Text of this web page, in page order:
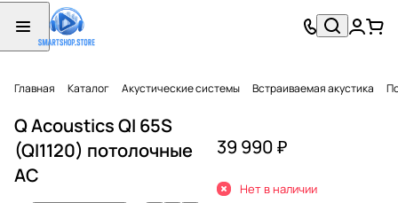
Главная Каталог Акустические системы Встраиваемая акустика
Q Acoustics QI 65S
(QI1120) потолочные
АС
39 990 ₽
Нет в наличии